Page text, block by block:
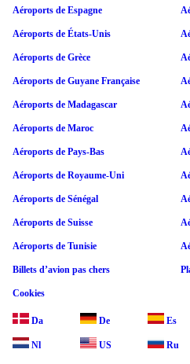
Aéroports de Espagne
Aéroports de États-Unis
Aéroports de Grèce
Aéroports de Guyane Française
Aéroports de Madagascar
Aéroports de Maroc
Aéroports de Pays-Bas
Aéroports de Royaume-Uni
Aéroports de Sénégal
Aéroports de Suisse
Aéroports de Tunisie
Billets d’avion pas chers
Cookies
Da De Es
Nl US Ru